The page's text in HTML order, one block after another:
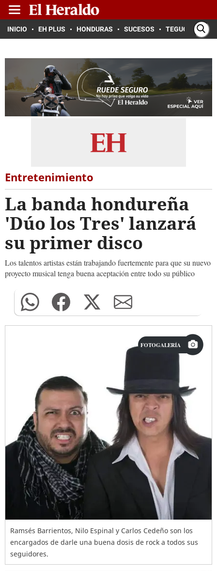
INICIO EH PLUS HONDURAS SUCESOS TEGUCIGALPA
Entretenimiento
La banda hondureña
'Dúo los Tres' lanzará
su primer disco
Los talentos artistas están trabajando fuertemente para que su nuevo
proyecto musical tenga buena aceptación entre todo su público
FOTOGALERÍA
Ramsés Barrientos, Nilo Espinal y Carlos Cedeño son los
encargados de darle una buena dosis de rock a todos sus
seguidores.